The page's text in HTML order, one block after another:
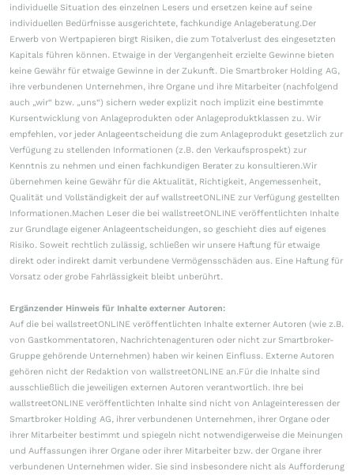
individuelle Situation des einzelnen Lesers und ersetzen keine auf seine
individuellen Bedürfnisse ausgerichtete, fachkundige Anlageberatung.Der
Erwerb von Wertpapieren birgt Risiken, die zum Totalverlust des eingesetzten
Kapitals führen können. Etwaige in der Vergangenheit erzielte Gewinne bieten
keine Gewähr für etwaige Gewinne in der Zukunft. Die Smartbroker Holding AG,
ihre verbundenen Unternehmen, ihre Organe und ihre Mitarbeiter (nachfolgend
auch „wir“ bzw. „uns“) sichern weder explizit noch implizit eine bestimmte
Kursentwicklung von Anlageprodukten oder Anlageproduktklassen zu. Wir
empfehlen, vor jeder Anlageentscheidung die zum Anlageprodukt gesetzlich zur
Verfügung zu stellenden Informationen (z.B. den Verkaufsprospekt) zur
Kenntnis zu nehmen und einen fachkundigen Berater zu konsultieren.Wir
übernehmen keine Gewähr für die Aktualität, Richtigkeit, Angemessenheit,
Qualität und Vollständigkeit der auf wallstreetONLINE zur Verfügung gestellten
Informationen.Machen Leser die bei wallstreetONLINE veröffentlichten Inhalte
zur Grundlage eigener Anlageentscheidungen, so geschieht dies auf eigenes
Risiko. Soweit rechtlich zulässig, schließen wir unsere Haftung für etwaige
direkt oder indirekt damit verbundene Vermögensschäden aus. Eine Haftung für
Vorsatz oder grobe Fahrlässigkeit bleibt unberührt.
Ergänzender Hinweis für Inhalte externer Autoren:
Auf die bei wallstreetONLINE veröffentlichten Inhalte externer Autoren (wie z.B.
von Gastkommentatoren, Nachrichtenagenturen oder nicht zur Smartbroker-
Gruppe gehörende Unternehmen) haben wir keinen Einfluss. Externe Autoren
gehören nicht der Redaktion von wallstreetONLINE an.Für die Inhalte sind
ausschließlich die jeweiligen externen Autoren verantwortlich. Ihre bei
wallstreetONLINE veröffentlichten Inhalte sind nicht von Anlageinteressen der
Smartbroker Holding AG, ihrer verbundenen Unternehmen, ihrer Organe oder
ihrer Mitarbeiter bestimmt und spiegeln nicht notwendigerweise die Meinungen
und Auffassungen ihrer Organe oder ihrer Mitarbeiter bzw. der Organe ihrer
verbundenen Unternehmen wider. Sie sind insbesondere nicht als Aufforderung